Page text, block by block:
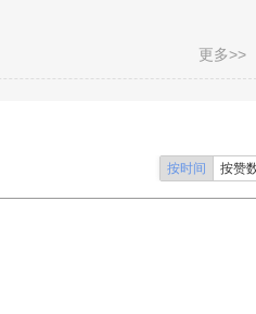
更多>>
按时间 按赞